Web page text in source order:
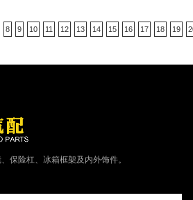
8 9 10 11 12 13 14 15 16 17 18 19
保险杠、冰箱框架及内外饰件。